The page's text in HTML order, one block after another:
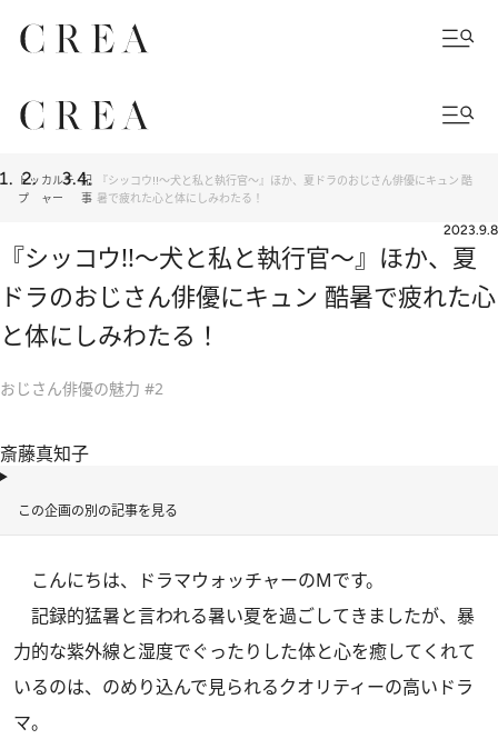
トッ
プ
カルチ
ャー
記
事
『シッコウ!!～犬と私と執行官～』ほか、夏ドラのおじさん俳優にキュン 酷
暑で疲れた心と体にしみわたる！
2023.9.8
『シッコウ!!～犬と私と執行官～』ほか、夏
ドラのおじさん俳優にキュン 酷暑で疲れた心
と体にしみわたる！
おじさん俳優の魅力 #2
斎藤真知子
この企画の別の記事を見る
こんにちは、ドラマウォッチャーのMです。
記録的猛暑と言われる暑い夏を過ごしてきましたが、暴
力的な紫外線と湿度でぐったりした体と心を癒してくれて
いるのは、のめり込んで見られるクオリティーの高いドラ
マ。